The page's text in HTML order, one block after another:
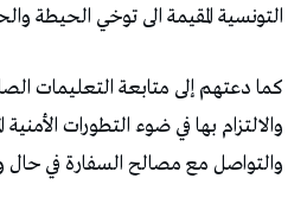
التونسية المقيمة الى توخي الحيطة
كما دعتهم إلى متابعة التعليمات
والالتزام بها في ضوء التطورات الأمنية
والتواصل مع مصالح السفارة في